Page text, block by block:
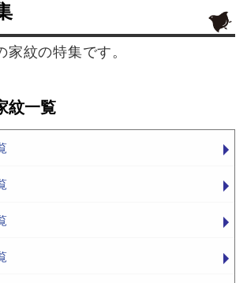
紋の特集です。
紋一覧